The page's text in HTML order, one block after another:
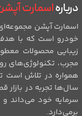
دربارهاسمارت
اسمارت آپشن
خودرو است که با هدف
زیبایی محصولات
مجرب، تکنولوژی‌های
همواره در تلاش است
سال‌ها تجربه در بازار
سرمایه خود می‌داند
برمی‌دارد.